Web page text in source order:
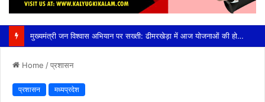
Home /प्रशासन
प्रशासन मध्यप्रदेश